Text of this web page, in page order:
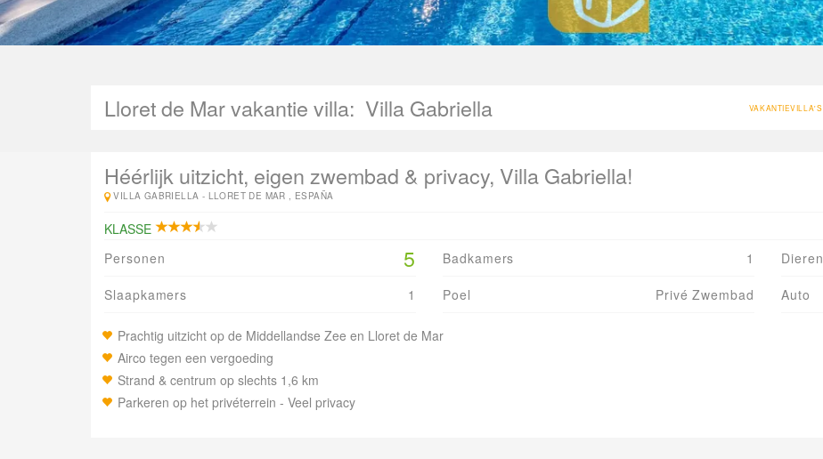
Lloret de Mar vakantie villa: Villa Gabriella VAKANTIEVILLA'S
Héérlijk uitzicht, eigen zwembad & privacy, Villa Gabriella!
VILLA GABRIELLA - LLORET DE MAR , ESPAÑA
KLASSE
Personen
5
Slaapkamers 1
Badkamers 1
Poel Privé Zwembad
Dieren
Auto
Prachtig uitzicht op de Middellandse Zee en Lloret de Mar
Airco tegen een vergoeding
Strand & centrum op slechts 1,6 km
Parkeren op het privéterrein - Veel privacy